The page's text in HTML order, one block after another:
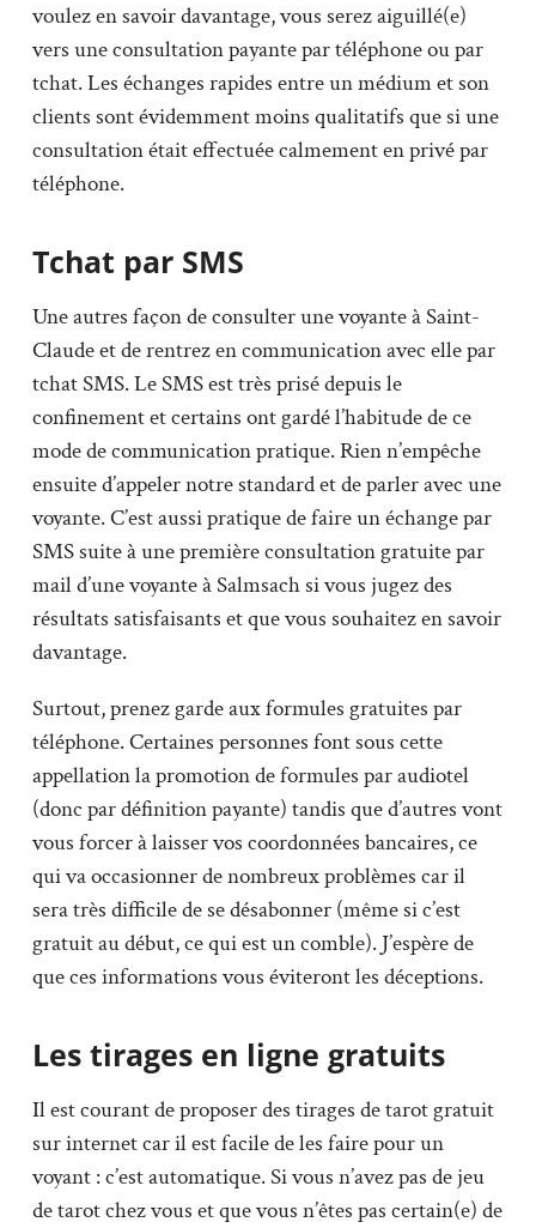
voulez en savoir davantage, vous serez aiguillé(e)
vers une consultation payante par téléphone ou par
tchat. Les échanges rapides entre un médium et son
clients sont évidemment moins qualitatifs que si une
consultation était effectuée calmement en privé par
téléphone.
Tchat par SMS
Une autres façon de consulter une voyante à Saint-
Claude et de rentrez en communication avec elle par
tchat SMS. Le SMS est très prisé depuis le
confinement et certains ont gardé l’habitude de ce
mode de communication pratique. Rien n’empêche
ensuite d’appeler notre standard et de parler avec une
voyante. C’est aussi pratique de faire un échange par
SMS suite à une première consultation gratuite par
mail d’une voyante à Salmsach si vous jugez des
résultats satisfaisants et que vous souhaitez en savoir
davantage.
Surtout, prenez garde aux formules gratuites par
téléphone. Certaines personnes font sous cette
appellation la promotion de formules par audiotel
(donc par définition payante) tandis que d’autres vont
vous forcer à laisser vos coordonnées bancaires, ce
qui va occasionner de nombreux problèmes car il
sera très difficile de se désabonner (même si c’est
gratuit au début, ce qui est un comble). J’espère de
que ces informations vous éviteront les déceptions.
Les tirages en ligne gratuits
Il est courant de proposer des tirages de tarot gratuit
sur internet car il est facile de les faire pour un
voyant : c’est automatique. Si vous n’avez pas de jeu
de tarot chez vous et que vous n’êtes pas certain(e) de